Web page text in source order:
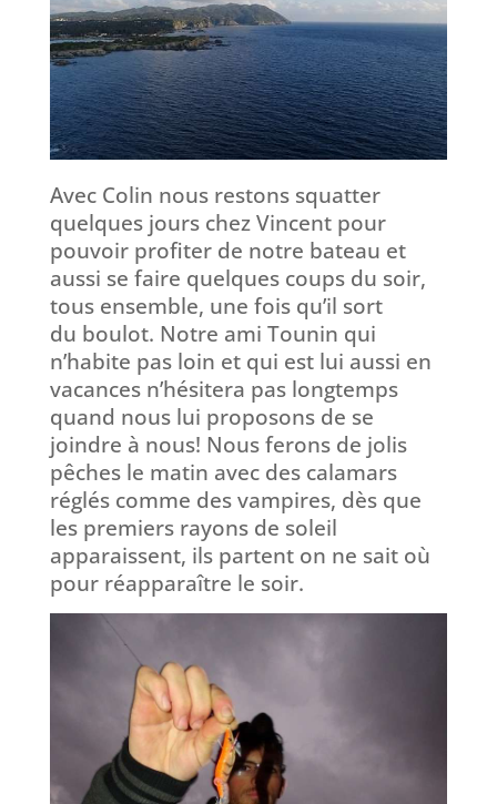
Avec Colin nous restons squatter
quelques jours chez Vincent pour
pouvoir profiter de notre bateau et
aussi se faire quelques coups du soir,
tous ensemble, une fois qu’il sort
du boulot. Notre ami Tounin qui
n’habite pas loin et qui est lui aussi en
vacances n’hésitera pas longtemps
quand nous lui proposons de se
joindre à nous! Nous ferons de jolis
pêches le matin avec des calamars
réglés comme des vampires, dès que
les premiers rayons de soleil
apparaissent, ils partent on ne sait où
pour réapparaître le soir.